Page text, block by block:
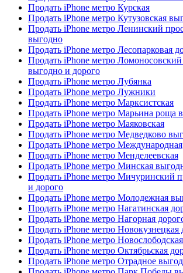
Продать iPhone метро Курская
Продать iPhone метро Кутузовская
Продать iPhone метро Ленинский
выгодно
Продать iPhone метро Лесопарковая
Продать iPhone метро
выгодно и дорого
Продать iPhone метро Лубянка
Продать iPhone метро Лужники
Продать iPhone метро Марксистская
Продать iPhone метро Марьина роща
Продать iPhone метро Маяковская
Продать iPhone метро Медведково
Продать iPhone метро Международная
Продать iPhone метро Менделеевская
Продать iPhone метро Минская
Продать iPhone метро Мичуринский
и дорого
Продать iPhone метро Молодежная
Продать iPhone метро Нагатинская
Продать iPhone метро Нагорная
Продать iPhone метро
Продать iPhone метро
Продать iPhone метро Октябрьская
Продать iPhone метро Отрадное